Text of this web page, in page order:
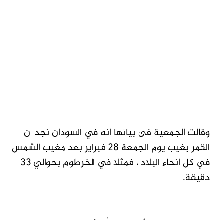
وقالت الجمعية فى بيانها انه في السودان نجد ان
القمر يغيب يوم الجمعة 28 فبراير بعد مغيب الشمس
في كل انحاء البلاد ، فمثلا في الخرطوم بحوالي 33
دقيقة.